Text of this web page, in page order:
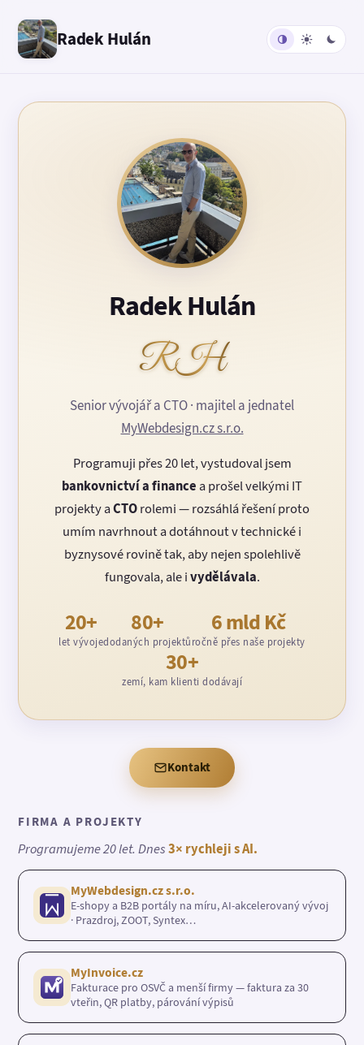
Radek Hulán
Radek Hulán
RH
Senior vývojář a CTO · majitel a jednatel
MyWebdesign.cz s.r.o.
Programuji přes 20 let, vystudoval jsem
bankovnictví a finance a prošel velkými IT
projekty aCTOrolemi — rozsáhlá řešení proto
umím navrhnout a dotáhnout v technické i
byznysové rovině tak, aby nejen spolehlivě
fungovala, ale ivydělávala.
20+
let vývoje
80+
dodaných projektů
6 mld Kč
ročně přes naše projekty
30+
zemí, kam klienti dodávají
Kontakt
FIRMA A PROJEKTY
Programujeme 20 let. Dnes3× rychleji s AI.
MyWebdesign.cz s.r.o.
E-shopy a B2B portály na míru, AI-akcelerovaný vývoj
· Prazdroj, ZOOT, Syntex…
MyInvoice.cz
Fakturace pro OSVČ a menší firmy — faktura za 30
vteřin, QR platby, párování výpisů